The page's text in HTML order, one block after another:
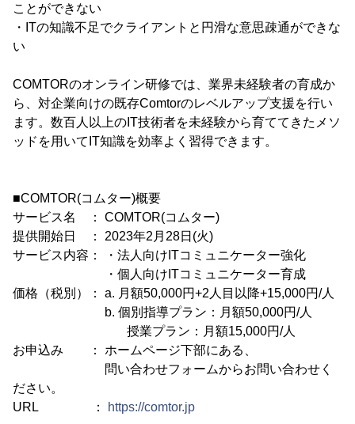
ことができない
・ITの知識不足でクライアントと円滑な意思疎通ができな
い
COMTORのオンライン研修では、業界未経験者の育成か
ら、対企業向けの既存Comtorのレベルアップ支援を行い
ます。数百人以上のIT技術者を未経験から育ててきたメソ
ッドを用いてIT知識を効率よく習得できます。
■COMTOR(コムター)概要
サービス名 ： COMTOR(コムター)
提供開始日 ： 2023年2月28日(火)
サービス内容： ・法人向けITコミュニケーター強化
・個人向けITコミュニケーター育成
価格（税別）： a. 月額50,000円+2人目以降+15,000円/人
b. 個別指導プラン：月額50,000円/人
授業プラン：月額15,000円/人
お申込み ： ホームページ下部にある、
問い合わせフォームからお問い合わせく
ださい。
URL ：
https://comtor.jp